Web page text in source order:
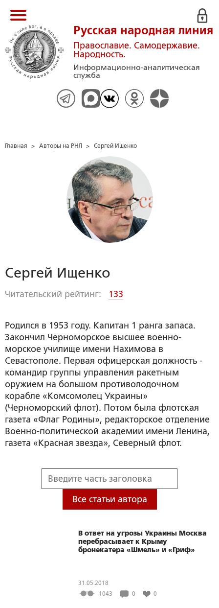
Русская народная линия
Православие. Самодержавие.
Народность.
Информационно-аналитическая
служба
Главная > Авторы на РНЛ > Сергей Ищенко
Сергей Ищенко
Читательский рейтинг: 133
Родился в 1953 году. Капитан 1 ранга запаса.
Закончил Черноморское высшее военно-
морское училище имени Нахимова в
Севастополе. Первая офицерская должность -
командир группы управления ракетным
оружием на большом противолодочном
корабле «Комсомолец Украины»
(Черноморский флот). Потом была флотская
газета «Флаг Родины», редакторское отделение
Военно-политической академии имени Ленина,
газета «Красная звезда», Северный флот.
Все статьи автора
В ответ на угрозы Украины Москва
перебрасывает к Крыму
бронекатера «Шмель» и «Гриф»
31.05.2018
1043
0 0